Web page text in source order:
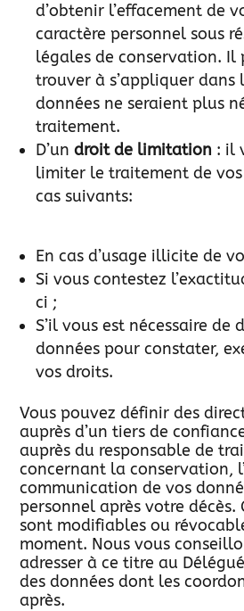
d’obtenir l’effacement de
caractère personnel sous
légales de conservation.
trouver à s’appliquer dans
données ne seraient plus
traitement.
D’undroit de limitation : il
limiter le traitement de
cas suivants:
En cas d’usage illicite de
Si vous contestez
ci ;
S’il vous est nécessaire de
données pour constater,
vos droits.
Vous pouvez définir des
auprès d’un tiers de
auprès du responsable de
concernant la conservation,
communication de vos
personnel après votre décès.
sont modifiables ou
moment. Nous vous
adresser à ce titre au
des données dont les
après.